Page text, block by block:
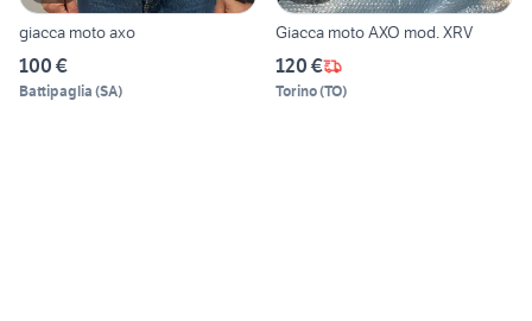
giacca moto axo
100 €
Battipaglia (SA)
Giacca moto AXO mod. XRV
120 €
Torino(TO)